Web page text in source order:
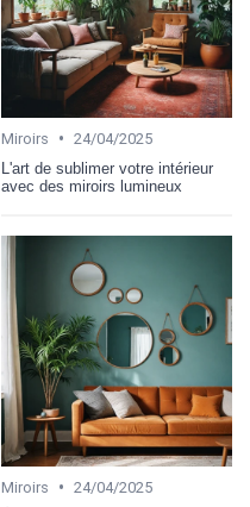
Miroirs • 24/04/2025
L'art de sublimer votre intérieur
avec des miroirs lumineux
Miroirs • 24/04/2025